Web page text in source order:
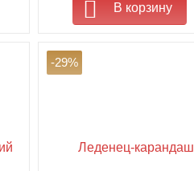
В корзину
-29%